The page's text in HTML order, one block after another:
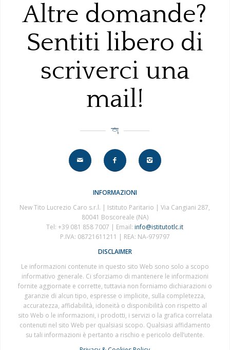
Altre domande?
Sentiti libero di
scriverci una
mail!
INFORMAZIONI
New Tito Lucrezio Caro s.r.l. | Istituto Paritario | Via Cangiani 287,
80041 Boscoreale (NA)
Tel: +39 081 858 7007 | Email:info@istitutotlc.it
P.IVA: 08721611211 | REA: NA-979797
DISCLAIMER
Le informazioni contenute in questo sito Web sono solo a scopo
informativo generale. Ci sforziamo di mantenere le informazioni
fornite aggiornate e corrette, tuttavia non forniamo dichiarazioni o
garanzie di alcun tipo, espresse o implicite, sulla completezza,
accuratezza, affidabilità, idoneità o disponibilità con rispetto al
sito Web o le informazioni, i prodotti, i servizi o la grafica correlata
contenuti nel sito Web per qualsiasi scopo. Qualsiasi affidamento
su tali informazioni è pertanto a rischio e pericolo dell’utente.